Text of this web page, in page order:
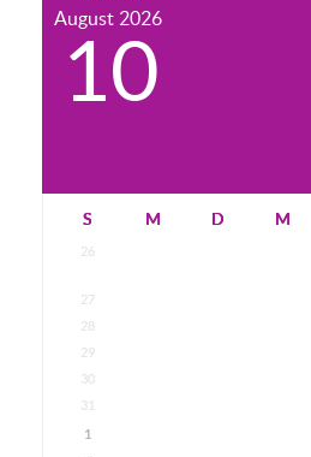
August 2026
10
S M D M
26
27
28
29
30
31
1